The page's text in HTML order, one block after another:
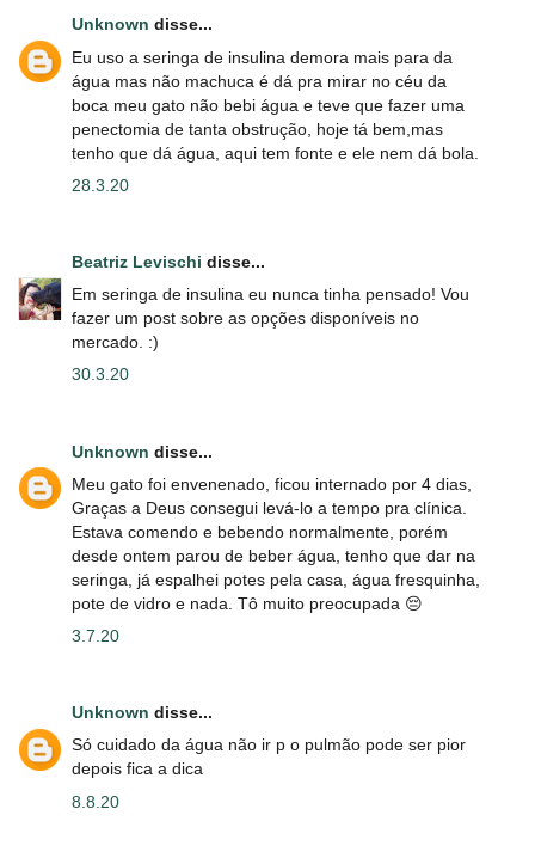
Unknown disse...
Eu uso a seringa de insulina demora mais para da
água mas não machuca é dá pra mirar no céu da
boca meu gato não bebi água e teve que fazer uma
penectomia de tanta obstrução, hoje tá bem,mas
tenho que dá água, aqui tem fonte e ele nem dá bola.
28.3.20
Beatriz Levischi disse...
Em seringa de insulina eu nunca tinha pensado! Vou
fazer um post sobre as opções disponíveis no
mercado. :)
30.3.20
Unknown disse...
Meu gato foi envenenado, ficou internado por 4 dias,
Graças a Deus consegui levá-lo a tempo pra clínica.
Estava comendo e bebendo normalmente, porém
desde ontem parou de beber água, tenho que dar na
seringa, já espalhei potes pela casa, água fresquinha,
pote de vidro e nada. Tô muito preocupada 😔
3.7.20
Unknown disse...
Só cuidado da água não ir p o pulmão pode ser pior
depois fica a dica
8.8.20